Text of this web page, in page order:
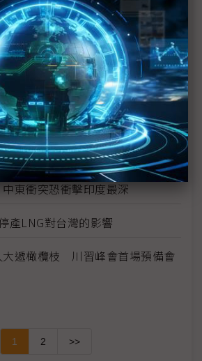
普召集洛克希德、RTX等國防大
現 台灣獨缺指管系統自主化體系
人機Shahed LUCAS低成本蜂
能源危機 台電強化電力備援、中
防極端情境
東衝突恐衝擊印度最深
產LNG對台灣的影響
大遞橄欖枝 川習峰會首場預備會
1 2 >>